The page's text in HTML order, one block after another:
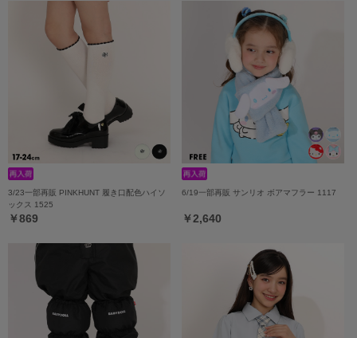
3/23一部再販 PINKHUNT 履き口配色ハイソ
ックス 1525
￥869
6/19一部再販 サンリオ ボアマフラー 1117
￥2,640